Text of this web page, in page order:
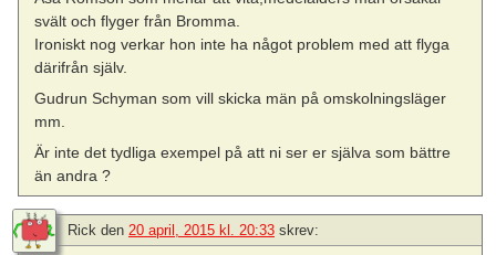
svält och flyger från Bromma.
Ironiskt nog verkar hon inte ha något problem med att flyga
därifrån själv.
Gudrun Schyman som vill skicka män på omskolningsläger
mm.
Är inte det tydliga exempel på att ni ser er själva som bättre
än andra ?
Rick den 20 april, 2015 kl. 20:33 skrev: